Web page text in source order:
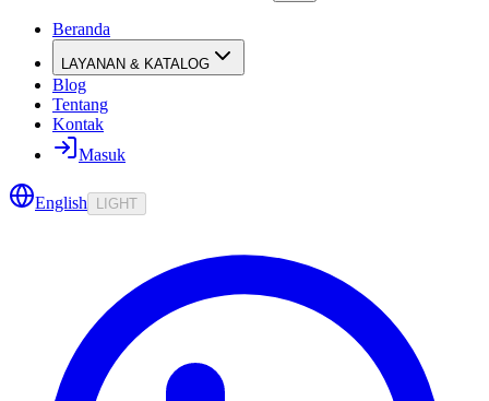
Beranda
LAYANAN & KATALOG
Blog
Tentang
Kontak
Masuk
English LIGHT